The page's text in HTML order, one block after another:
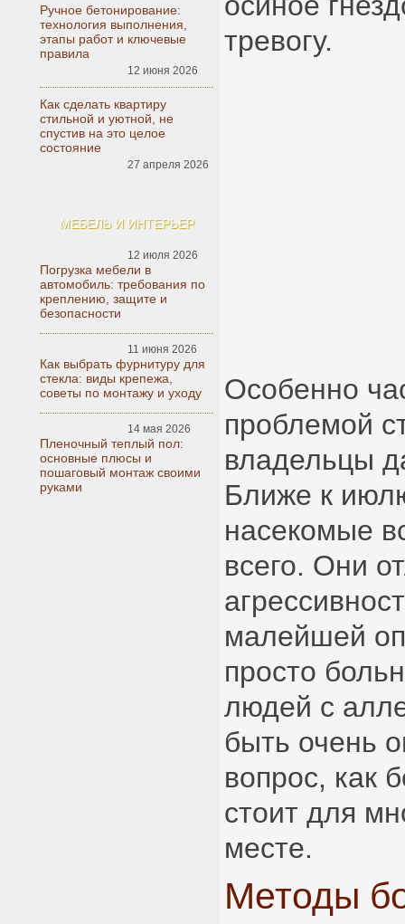
Ручное бетонирование:
технология выполнения,
этапы работ и ключевые
правила
12 июня 2026
Как сделать квартиру
стильной и уютной, не
спустив на это целое
состояние
27 апреля 2026
МЕБЕЛЬ И ИНТЕРЬЕР
12 июля 2026
Погрузка мебели в
автомобиль: требования по
креплению, защите и
безопасности
11 июня 2026
Как выбрать фурнитуру для
стекла: виды крепежа,
советы по монтажу и уходу
14 мая 2026
Пленочный теплый пол:
основные плюсы и
пошаговый монтаж своими
руками
тревогу.
Особенно
проблемой
владельцы
Ближе к
насекомые
всего. Они
малейшей
просто
людей с
быть очень
вопрос, как
стоит для
месте.
Методы